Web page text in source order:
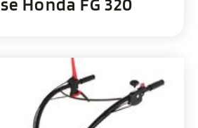
Honda FG 320